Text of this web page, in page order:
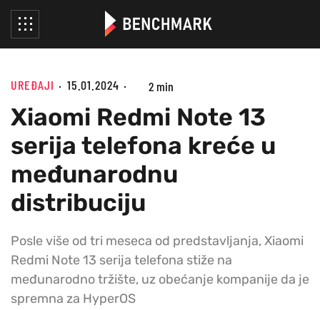
UREĐAJI 15.01.2024 2 min
Xiaomi Redmi Note 13
serija telefona kreće u
međunarodnu
distribuciju
Posle više od tri meseca od predstavljanja, Xiaomi
Redmi Note 13 serija telefona stiže na
međunarodno tržište, uz obećanje kompanije da je
spremna za HyperOS